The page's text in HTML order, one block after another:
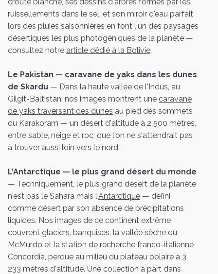
ruissellements dans le sel, et son miroir d'eau parfait
lors des pluies saisonnières en font l'un des paysages
désertiques les plus photogéniques de la planète —
consultez notre article dédié à la Bolivie.
Le Pakistan — caravane de yaks dans les dunes
de Skardu — Dans la haute vallée de l'Indus, au
Gilgit-Baltistan, nos images montrent une caravane
de yaks traversant des dunes au pied des sommets
du Karakoram — un désert d'altitude à 2 500 mètres,
entre sable, neige et roc, que l'on ne s'attendrait pas
à trouver aussi loin vers le nord.
L'Antarctique — le plus grand désert du monde
— Techniquement, le plus grand désert de la planète
n'est pas le Sahara mais l'Antarctique — défini
comme désert par son absence de précipitations
liquides. Nos images de ce continent extrême
couvrent glaciers, banquises, la vallée sèche du
McMurdo et la station de recherche franco-italienne
Concordia, perdue au milieu du plateau polaire à 3
233 mètres d'altitude. Une collection à part dans